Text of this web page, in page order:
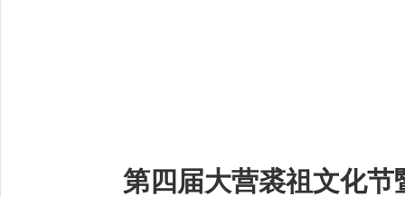
第四届大营裘祖文化